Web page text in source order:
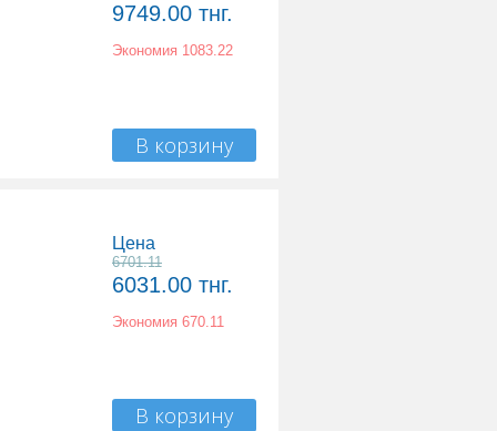
9749.00 тнг.
Экономия 1083.22
В корзину
Цена
6701.11
6031.00 тнг.
Экономия 670.11
В корзину